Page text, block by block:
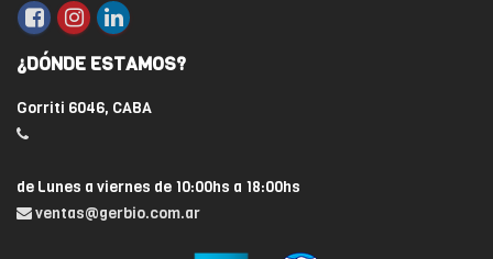
¿DÓNDE ESTAMOS?
Gorriti 6046, CABA
de Lunes a viernes de 10:00hs a 18:00hs
ventas@gerbio.com.ar